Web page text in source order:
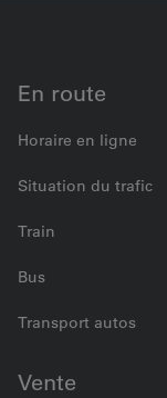
En route
Horaire en ligne
Situation du trafic
Train
Bus
Transport autos
Vente